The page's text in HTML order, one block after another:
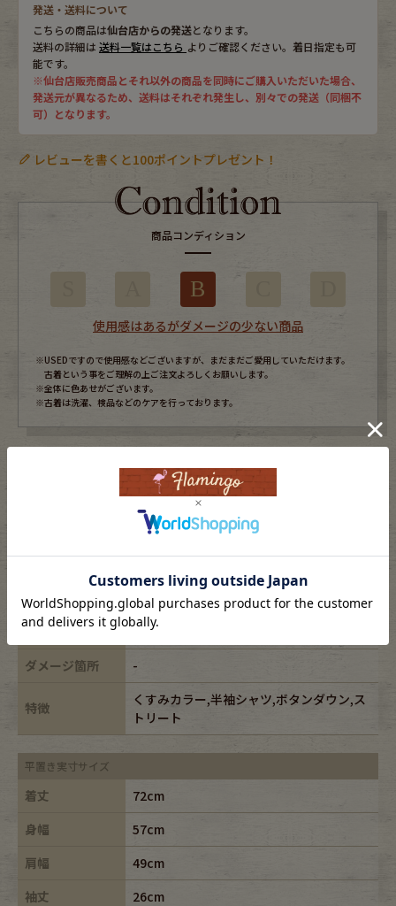
FAFATT
発送・送料について
こちらの商品は仙台店からの発送となります。
送料の詳細は 送料一覧はこちら よりご確認ください。着日指定も可
能です。
※仙台店販売商品とそれ以外の商品を同時にご購入いただいた場合、
発送元が異なるため、送料はそれぞれ発生し、別々での発送（同梱不
可）となります。
レビューを書くと100ポイントプレゼント！
商品コンディション
B
使用感はあるがダメージの少ない商品
※USEDですので使用感などございますが、まだまだご愛用していただけます。
古着という事をご理解の上ご注文よろしくお願いします。
※全体に色あせがございます。
※古着は洗濯、検品などのケアを行っております。
M
Columbia/コロンビア
年代
-
カラー
グリーン/green
ダメージ箇所
-
特徴
くすみカラー,半袖シャツ,ボタンダウン,ス
トリート
平置き実寸サイズ
着丈
72cm
身幅
57cm
肩幅
49cm
袖丈
26cm